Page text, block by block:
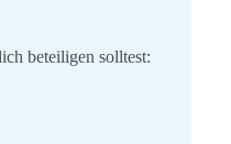
beteiligen solltest: